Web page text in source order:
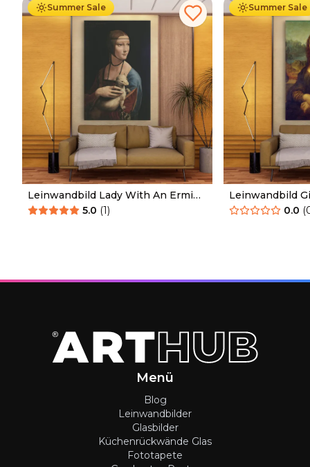
Summer Sale
Leinwandbild Lady With An Ermine
Leonardo Da Vinci
5.0 (1)
Summer Sale
Leinwandbild
Leonardo Da
0.0 (
Menü
Blog
Leinwandbilder
Glasbilder
Küchenrückwände Glas
Fototapete